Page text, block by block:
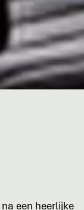
een heerlijke